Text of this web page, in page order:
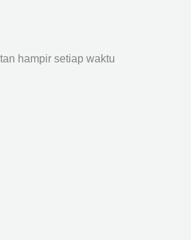
hampir setiap waktu